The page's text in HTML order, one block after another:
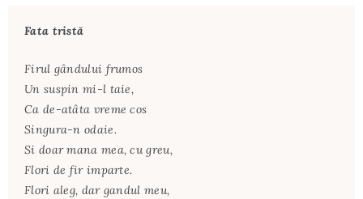
Fata tristă
Firul gândului frumos
Un suspin mi-l taie,
Ca de-atâta vreme cos
Singura-n odaie.
Si doar mana mea, cu greu,
Flori de fir imparte.
Flori aleg, dar gandul meu,